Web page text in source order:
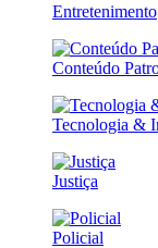
Entretenimento
Conteúdo
Tecnologia &
Justiça
Policial